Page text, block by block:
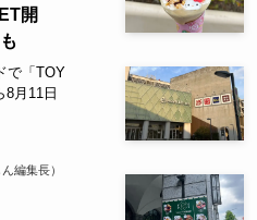
開
で「TOY
8月11日
編集長）